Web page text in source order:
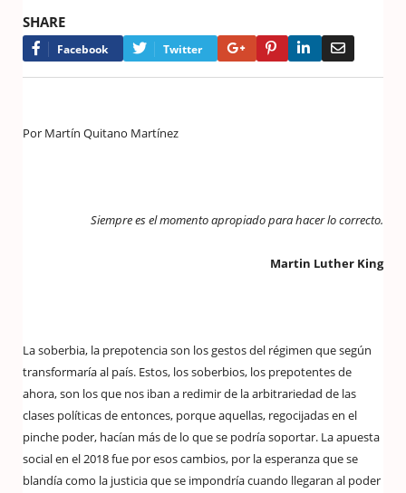
SHARE
Facebook Twitter Google+PinterestLinkedIn
Por Martín Quitano Martínez
Siempre es el momento apropiado para hacer lo correcto.
Martin Luther King
La soberbia, la prepotencia son los gestos del régimen que según
transformaría al país. Estos, los soberbios, los prepotentes de
ahora, son los que nos iban a redimir de la arbitrariedad de las
clases políticas de entonces, porque aquellas, regocijadas en el
pinche poder, hacían más de lo que se podría soportar. La apuesta
social en el 2018 fue por esos cambios, por la esperanza que se
blandía como la justicia que se impondría cuando llegaran al poder